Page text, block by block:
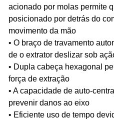
acionado por molas permite
posicionado por detrás do
movimento da mão
• O braço de travamento
de o extrator deslizar sob
• Dupla cabeça hexagonal
força de extração
• A capacidade de auto-
prevenir danos ao eixo
• Eficiente uso de tempo